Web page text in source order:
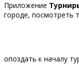
Приложение
городе, посмотреть
опоздать к началу